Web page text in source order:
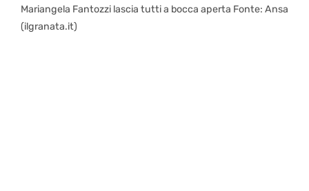
Mariangela Fantozzi lascia tutti a bocca aperta Fonte: Ansa
(ilgranata.it)